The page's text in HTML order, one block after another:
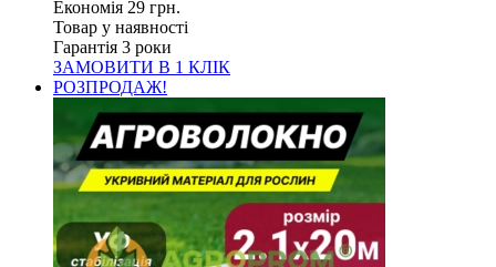
Економія 29 грн.
Товар у наявності
Гарантія 3 роки
ЗАМОВИТИ В 1 КЛІК
РОЗПРОДАЖ!